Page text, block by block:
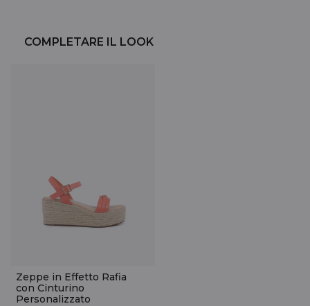
COMPLETARE IL LOOK
Zeppe in Effetto Rafia
con Cinturino
Personalizzato